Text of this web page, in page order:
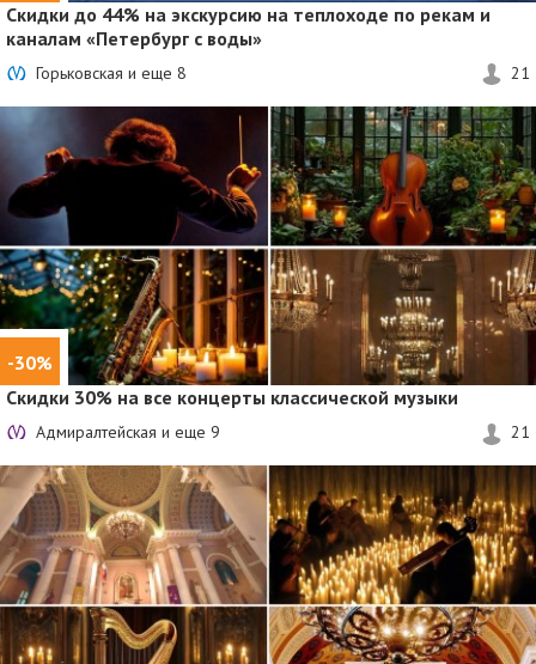
Скидки до 44% на экскурсию на теплоходе по рекам и
каналам «Петербург с воды»
Горьковская и еще 8 21
-30%
Скидки 30% на все концерты классической музыки
Адмиралтейская и еще 9 21